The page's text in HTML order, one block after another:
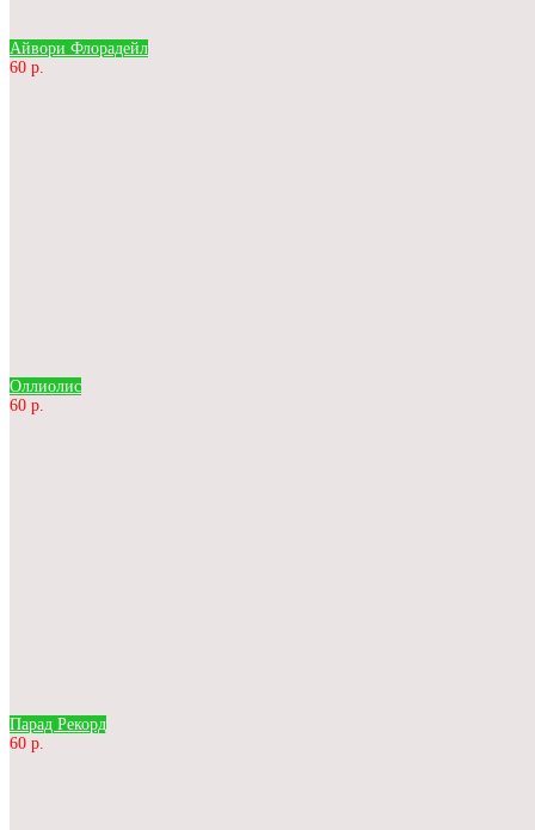
Айвори Флорадейл
60 р.
Оллиолис
60 р.
Парад Рекорд
60 р.